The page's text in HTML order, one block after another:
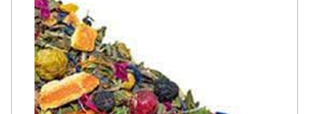
пищеварение.